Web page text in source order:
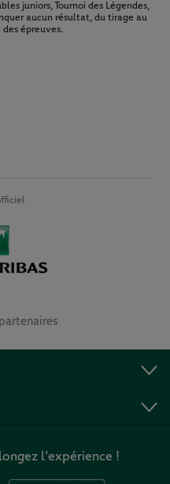
juniors, Tournoi des Légendes,
aucun résultat, du tirage au
des épreuves.
l’expérience !